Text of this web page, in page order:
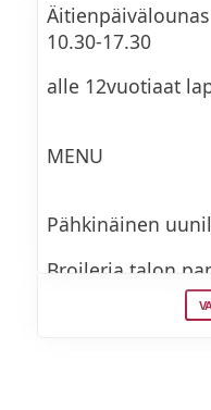
10.30-17.30
alle 12vuotiaat
MENU
Pähkinäinen
Broileria talon